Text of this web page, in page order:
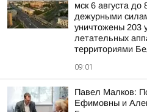
мск 6 августа до
дежурными
уничтожены 203
летательных
территориями
09:01
Павел Малков:
Ефимовны и